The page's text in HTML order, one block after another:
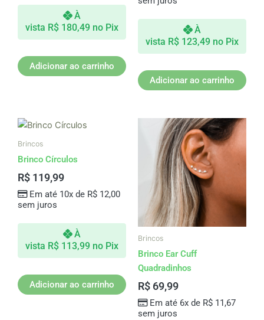
À
vista R$ 180,49 no Pix
Adicionar ao carrinho
À
vista R$ 123,49 no Pix
Adicionar ao carrinho
Brincos
Brinco Círculos
R$ 119,99
Em até 10x de R$12,00
sem juros
À
vista R$ 113,99 no Pix
Adicionar ao carrinho
Brincos
Brinco Ear Cuff
Quadradinhos
R$ 69,99
Em até 6x de R$11,67
sem juros